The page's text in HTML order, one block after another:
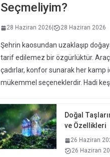
Seçmeliyim?
28 Haziran 2026 28 Haziran 2026
Şehrin kaosundan uzaklaşıp
tarif edilemez bir özgürlüktür.
çadırlar, konfor sunarak her kamp
mükemmel seçeneklerdir. Hadi
Doğal
ve Özellikleri
26 Haziran
26 Haziran